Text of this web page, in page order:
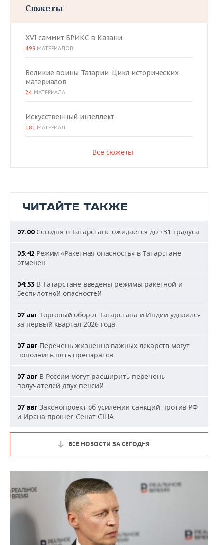
Сюжеты
XVI саммит БРИКС в Казани
499 МАТЕРИАЛОВ
Великие воины Татарии. Цикл исторических
материалов
24 МАТЕРИАЛА
Искусственный интеллект
181 МАТЕРИАЛ
Все сюжеты
ЧИТАЙТЕ ТАКЖЕ
07:00 Сегодня в Татарстане ожидается до +31 градуса
05:42 Режим «Ракетная опасность» в Татарстане
отменен
04:53 В Татарстане введены режимы ракетной и
беспилотной опасностей
07 авг Торговый оборот Татарстана и Индии удвоился
за первый квартал 2026 года
07 авг Перечень жизненно важных лекарств могут
пополнить пять препаратов
07 авг В России могут расширить перечень
получателей двух пенсий
07 авг Законопроект об усилении санкций против РФ
и Ирана прошел Сенат США
ВСЕ НОВОСТИ ЗА СЕГОДНЯ